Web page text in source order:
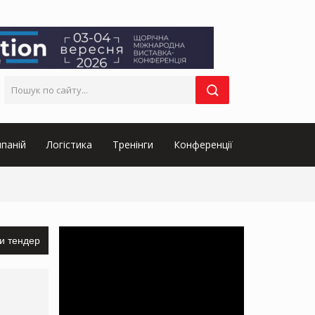
Логістика Тренінги Конференції
тендер